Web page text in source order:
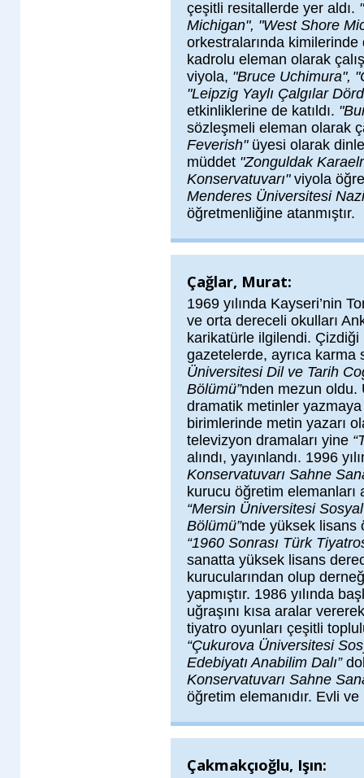
çeşitli resitallerde yer aldı.
Michigan", "West Shore
orkestralarında
kadrolu eleman olarak
viyola, "Bruce Uchimura",
"Leipzig Yaylı Çalgılar
etkinliklerine de katıldı.
sözleşmeli eleman olarak
Feverish"üyesi olarak
müddet "Zonguldak
Konservatuvarı"viyola
Menderes Üniversitesi
öğretmenliğine atanmıştır.
Çağlar, Murat:
1969 yılında Kayseri’nin
ve orta dereceli okulları
karikatürle ilgilendi.
gazetelerde, ayrıca karma
Üniversitesi Dil ve Tarih
Bölümü”nden mezun oldu.
dramatik metinler
birimlerinde metin yazarı
televizyon dramaları yine
alındı, yayınlandı. 1996
Konservatuvarı Sahne
kurucu öğretim elemanları
“Mersin Üniversitesi
Bölümü”nde yüksek lisans
“1960 Sonrası Türk
sanatta yüksek lisans
kurucularından olup
yapmıştır. 1986 yılında
uğraşını kısa aralar
tiyatro oyunları çeşitli
“Çukurova Üniversitesi
Edebiyatı Anabilim Dalı”
Konservatuvarı Sahne
öğretim elemanıdır. Evli ve
Çakmakçıoğlu, Işın: